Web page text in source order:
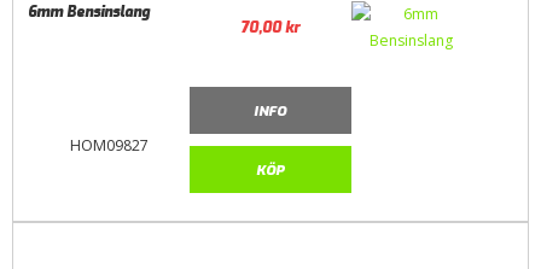
HOM09827
6mm Bensinslang
70,00kr
INFO
KÖP